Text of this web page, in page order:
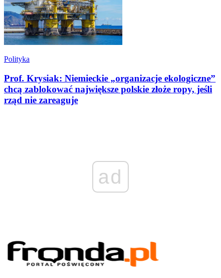
Polityka
Prof. Krysiak: Niemieckie „organizacje ekologiczne”
chcą zablokować największe polskie złoże ropy, jeśli
rząd nie zareaguje
ad